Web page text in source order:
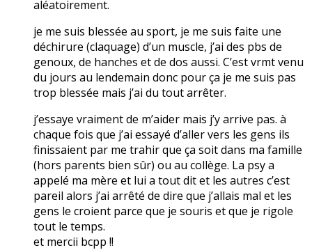
aléatoirement.
je me suis blessée au sport, je me suis faite une
déchirure (claquage) d’un muscle, j’ai des pbs de
genoux, de hanches et de dos aussi. C’est vrmt venu
du jours au lendemain donc pour ça je me suis pas
trop blessée mais j’ai du tout arrêter.
j’essaye vraiment de m’aider mais j’y arrive pas. à
chaque fois que j’ai essayé d’aller vers les gens ils
finissaient par me trahir que ça soit dans ma famille
(hors parents bien sûr) ou au collège. La psy a
appelé ma mère et lui a tout dit et les autres c’est
pareil alors j’ai arrêté de dire que j’allais mal et les
gens le croient parce que je souris et que je rigole
tout le temps.
et mercii bcpp !!